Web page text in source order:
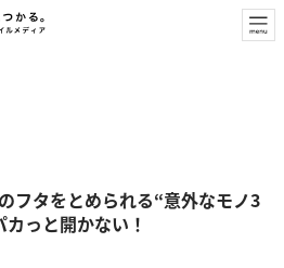
フタをとめられる“意外なモノ3
っと開かない！